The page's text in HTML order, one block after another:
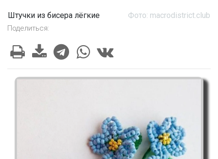
Штучки из бисера лёгкие Фото: macrodistrict.club
Поделиться: